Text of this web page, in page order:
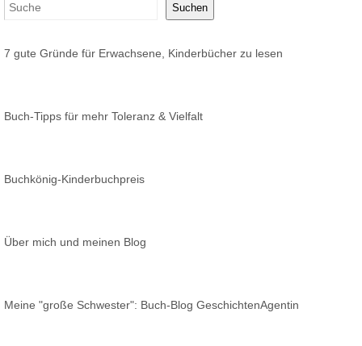
Suchen
7 gute Gründe für Erwachsene, Kinderbücher zu lesen
Buch-Tipps für mehr Toleranz & Vielfalt
Buchkönig-Kinderbuchpreis
Über mich und meinen Blog
Meine "große Schwester": Buch-Blog GeschichtenAgentin